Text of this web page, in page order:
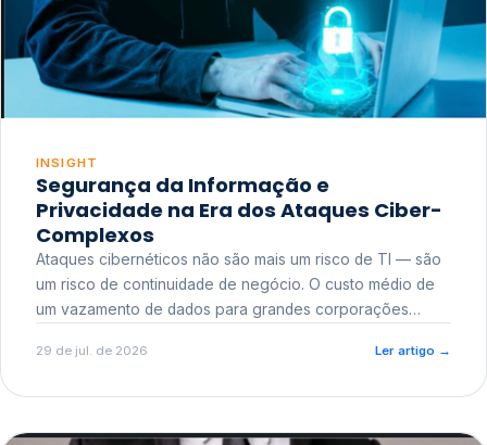
INSIGHT
Segurança da Informação e
Privacidade na Era dos Ataques Ciber-
Complexos
Ataques cibernéticos não são mais um risco de TI — são
um risco de continuidade de negócio. O custo médio de
um vazamento de dados para grandes corporações
reputacional e o risco regulatório junto a órgãos como a
29 de jul. de 2026 Ler artigo →